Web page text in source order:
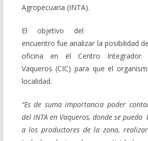
Agropecuaria (INTA).
El objetivo del
encuentro fue analizar la posibilidad
oficina en el Centro Integrador
Vaqueros (CIC) para que el
localidad.
“Es de suma importancia poder
del INTA en Vaqueros, donde se
a los productores de la zona,